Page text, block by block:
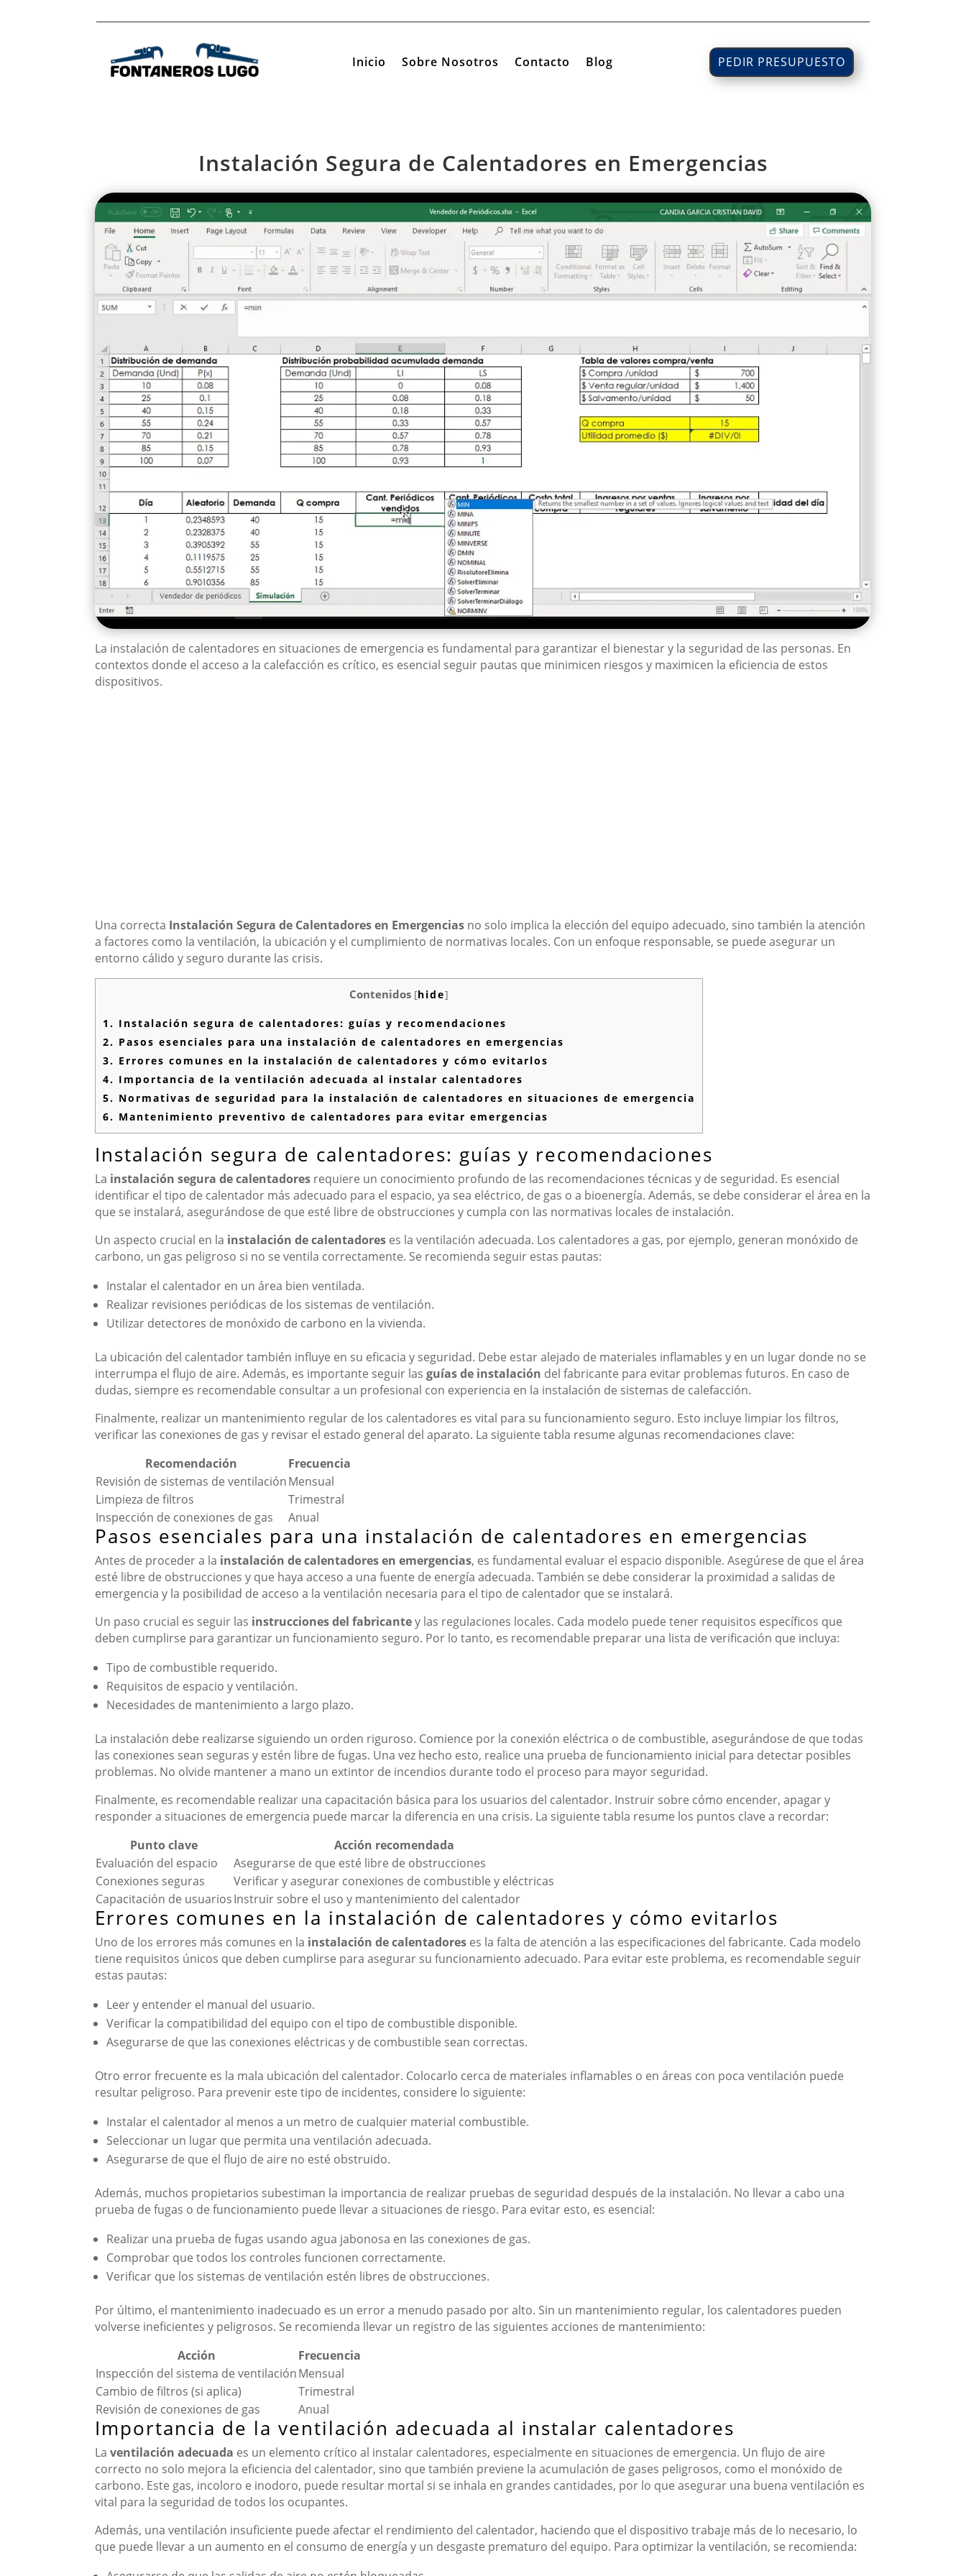
Inicio Sobre Nosotros Contacto Blog PEDIR PRESUPUESTO
Instalación Segura de Calentadores en Emergencias
La instalación de calentadores en situaciones de emergencia es fundamental para garantizar el bienestar y la seguridad de las personas. En
contextos donde el acceso a la calefacción es crítico, es esencial seguir pautas que minimicen riesgos y maximicen la eficiencia de estos
dispositivos.
Una correcta Instalación Segura de Calentadores en Emergencias no solo implica la elección del equipo adecuado, sino también la atención
a factores como la ventilación, la ubicación y el cumplimiento de normativas locales. Con un enfoque responsable, se puede asegurar un
entorno cálido y seguro durante las crisis.
Contenidos [hide]
1. Instalación segura de calentadores: guías y recomendaciones
2. Pasos esenciales para una instalación de calentadores en emergencias
3. Errores comunes en la instalación de calentadores y cómo evitarlos
4. Importancia de la ventilación adecuada al instalar calentadores
5. Normativas de seguridad para la instalación de calentadores en situaciones de emergencia
6. Mantenimiento preventivo de calentadores para evitar emergencias
Instalación segura de calentadores: guías y recomendaciones
La instalación segura de calentadores requiere un conocimiento profundo de las recomendaciones técnicas y de seguridad. Es esencial
identificar el tipo de calentador más adecuado para el espacio, ya sea eléctrico, de gas o a bioenergía. Además, se debe considerar el área en la
que se instalará, asegurándose de que esté libre de obstrucciones y cumpla con las normativas locales de instalación.
Un aspecto crucial en la instalación de calentadores es la ventilación adecuada. Los calentadores a gas, por ejemplo, generan monóxido de
carbono, un gas peligroso si no se ventila correctamente. Se recomienda seguir estas pautas:
Instalar el calentador en un área bien ventilada.
Realizar revisiones periódicas de los sistemas de ventilación.
Utilizar detectores de monóxido de carbono en la vivienda.
La ubicación del calentador también influye en su eficacia y seguridad. Debe estar alejado de materiales inflamables y en un lugar donde no se
interrumpa el flujo de aire. Además, es importante seguir las guías de instalación del fabricante para evitar problemas futuros. En caso de
dudas, siempre es recomendable consultar a un profesional con experiencia en la instalación de sistemas de calefacción.
Finalmente, realizar un mantenimiento regular de los calentadores es vital para su funcionamiento seguro. Esto incluye limpiar los filtros,
verificar las conexiones de gas y revisar el estado general del aparato. La siguiente tabla resume algunas recomendaciones clave:
Recomendación
Frecuencia
Revisión de sistemas de ventilaciónMensual
Limpieza de filtros
Trimestral
Inspección de conexiones de gas
Anual
Pasos esenciales para una instalación de calentadores en emergencias
Antes de proceder a la instalación de calentadores en emergencias, es fundamental evaluar el espacio disponible. Asegúrese de que el área
esté libre de obstrucciones y que haya acceso a una fuente de energía adecuada. También se debe considerar la proximidad a salidas de
emergencia y la posibilidad de acceso a la ventilación necesaria para el tipo de calentador que se instalará.
Un paso crucial es seguir las instrucciones del fabricantey las regulaciones locales. Cada modelo puede tener requisitos específicos que
deben cumplirse para garantizar un funcionamiento seguro. Por lo tanto, es recomendable preparar una lista de verificación que incluya:
Tipo de combustible requerido.
Requisitos de espacio y ventilación.
Necesidades de mantenimiento a largo plazo.
La instalación debe realizarse siguiendo un orden riguroso. Comience por la conexión eléctrica o de combustible, asegurándose de que todas
las conexiones sean seguras y estén libre de fugas. Una vez hecho esto, realice una prueba de funcionamiento inicial para detectar posibles
problemas. No olvide mantener a mano un extintor de incendios durante todo el proceso para mayor seguridad.
Finalmente, es recomendable realizar una capacitación básica para los usuarios del calentador. Instruir sobre cómo encender, apagar y
responder a situaciones de emergencia puede marcar la diferencia en una crisis. La siguiente tabla resume los puntos clave a recordar:
Punto clave
Acción recomendada
Evaluación del espacio
Asegurarse de que esté libre de obstrucciones
Conexiones seguras
Verificar y asegurar conexiones de combustible y eléctricas
Capacitación de usuariosInstruir sobre el uso y mantenimiento del calentador
Errores comunes en la instalación de calentadores y cómo evitarlos
Uno de los errores más comunes en la instalación de calentadores es la falta de atención a las especificaciones del fabricante. Cada modelo
tiene requisitos únicos que deben cumplirse para asegurar su funcionamiento adecuado. Para evitar este problema, es recomendable seguir
estas pautas:
Leer y entender el manual del usuario.
Verificar la compatibilidad del equipo con el tipo de combustible disponible.
Asegurarse de que las conexiones eléctricas y de combustible sean correctas.
Otro error frecuente es la mala ubicación del calentador. Colocarlo cerca de materiales inflamables o en áreas con poca ventilación puede
resultar peligroso. Para prevenir este tipo de incidentes, considere lo siguiente:
Instalar el calentador al menos a un metro de cualquier material combustible.
Seleccionar un lugar que permita una ventilación adecuada.
Asegurarse de que el flujo de aire no esté obstruido.
Además, muchos propietarios subestiman la importancia de realizar pruebas de seguridad después de la instalación. No llevar a cabo una
prueba de fugas o de funcionamiento puede llevar a situaciones de riesgo. Para evitar esto, es esencial:
Realizar una prueba de fugas usando agua jabonosa en las conexiones de gas.
Comprobar que todos los controles funcionen correctamente.
Verificar que los sistemas de ventilación estén libres de obstrucciones.
Por último, el mantenimiento inadecuado es un error a menudo pasado por alto. Sin un mantenimiento regular, los calentadores pueden
volverse ineficientes y peligrosos. Se recomienda llevar un registro de las siguientes acciones de mantenimiento:
Acción
Frecuencia
Inspección del sistema de ventilaciónMensual
Cambio de filtros (si aplica)
Trimestral
Revisión de conexiones de gas
Anual
Importancia de la ventilación adecuada al instalar calentadores
La ventilación adecuada es un elemento crítico al instalar calentadores, especialmente en situaciones de emergencia. Un flujo de aire
correcto no solo mejora la eficiencia del calentador, sino que también previene la acumulación de gases peligrosos, como el monóxido de
carbono. Este gas, incoloro e inodoro, puede resultar mortal si se inhala en grandes cantidades, por lo que asegurar una buena ventilación es
vital para la seguridad de todos los ocupantes.
Además, una ventilación insuficiente puede afectar el rendimiento del calentador, haciendo que el dispositivo trabaje más de lo necesario, lo
que puede llevar a un aumento en el consumo de energía y un desgaste prematuro del equipo. Para optimizar la ventilación, se recomienda: